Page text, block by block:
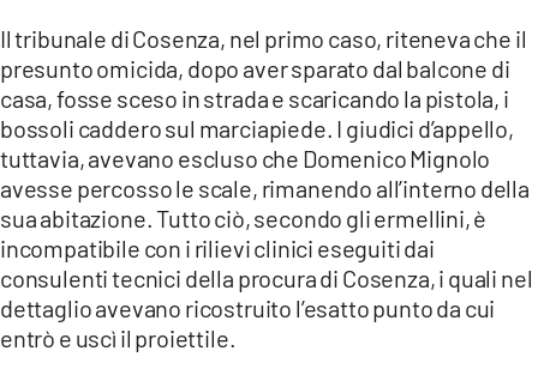
ANDROID
APPLE
Il tribunale di Cosenza, nel primo caso, riteneva che il
presunto omicida, dopo aver sparato dal balcone di
casa, fosse sceso in strada e scaricando la pistola, i
bossoli caddero sul marciapiede. I giudici d’appello,
tuttavia, avevano escluso che Domenico Mignolo
avesse percosso le scale, rimanendo all’interno della
sua abitazione. Tutto ciò, secondo gli ermellini, è
incompatibile con i rilievi clinici eseguiti dai
consulenti tecnici della procura di Cosenza, i quali nel
dettaglio avevano ricostruito l’esatto punto da cui
entrò e uscì il proiettile.